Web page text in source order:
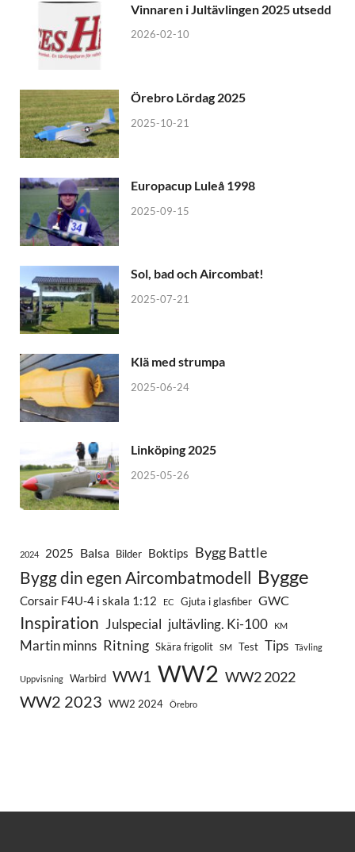
Vinnaren i Jultävlingen 2025 utsedd
2026-02-10
Örebro Lördag 2025
2025-10-21
Europacup Luleå 1998
2025-09-15
Sol, bad och Aircombat!
2025-07-21
Klä med strumpa
2025-06-24
Linköping 2025
2025-05-26
2024 2025 Balsa Bilder Boktips Bygg Battle
Bygg din egen Aircombatmodell Bygge
Corsair F4U-4 i skala 1:12 EC Gjuta i glasfiber GWC
Inspiration Julspecial jultävling. Ki-100 KM
Martin minns Ritning Skära frigolit SM Test Tips Tävling
Uppvisning Warbird WW1 WW2 WW2 2022
WW2 2023 WW2 2024 Örebro